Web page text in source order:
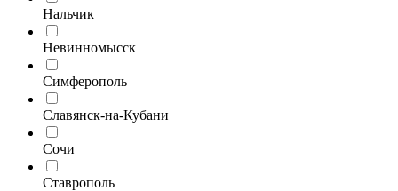
Нальчик
Невинномысск
Симферополь
Славянск-на-Кубани
Сочи
Ставрополь